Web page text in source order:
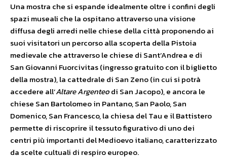
Una mostra che si espande idealmente oltre i confini degli
spazi museali che la ospitano attraverso una visione
diffusa degli arredi nelle chiese della città proponendo ai
suoi visitatori un percorso alla scoperta della Pistoia
medievale che attraverso le chiese di Sant’Andrea e di
San Giovanni Fuorcivitas (ingresso gratuito con il biglietto
della mostra), la cattedrale di San Zeno (in cui si potrà
accedere all’Altare Argenteodi San Jacopo), e ancora le
chiese San Bartolomeo in Pantano, San Paolo, San
Domenico, San Francesco, la chiesa del Tau e il Battistero
permette di riscoprire il tessuto figurativo di uno dei
centri più importanti del Medioevo italiano, caratterizzato
da scelte cultuali di respiro europeo.